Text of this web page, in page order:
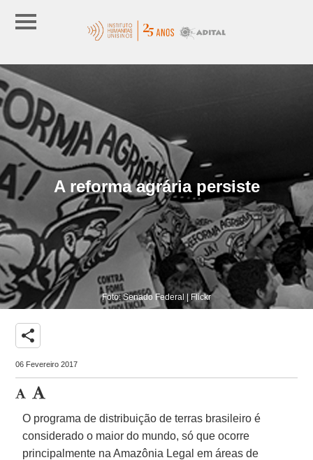
A reforma agrária persiste
Foto: Senado Federal | Flickr
share
06 Fevereiro 2017
O programa de distribuição de terras brasileiro é
considerado o maior do mundo, só que ocorre
principalmente na Amazônia Legal em áreas de